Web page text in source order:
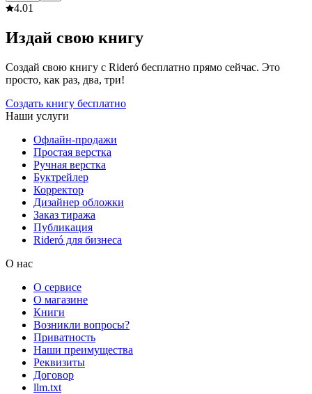
4.01
Издай свою книгу
Создай свою книгу с Rideró бесплатно прямо сейчас. Это
просто, как раз, два, три!
Создать книгу бесплатно
Наши услуги
Офлайн-продажи
Простая верстка
Ручная верстка
Буктрейлер
Корректор
Дизайнер обложки
Заказ тиража
Публикация
Rideró для бизнеса
О нас
О сервисе
О магазине
Книги
Возникли вопросы?
Приватность
Наши преимущества
Реквизиты
Договор
llm.txt